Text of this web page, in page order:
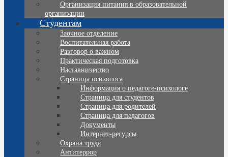
Организация питания в образовательной
организации
Студентам
Заочное отделение
Воспитательная работа
Разговор о важном
Практическая подготовка
Наставничество
Страница психолога
Информация о педагоге-психологе
Страница для студентов
Страница для родителей
Страница для педагогов
Документы
Интернет-ресурсы
Охрана труда
Антитеррор